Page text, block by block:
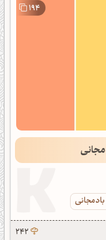
194
242